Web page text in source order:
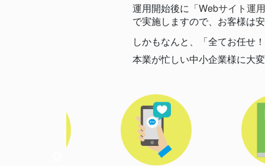
運用開始後に 「Webサイト運
で実施しますので、お客様は
しかもなんと、「全てお任せ
本業が忙しい中小企業様に大